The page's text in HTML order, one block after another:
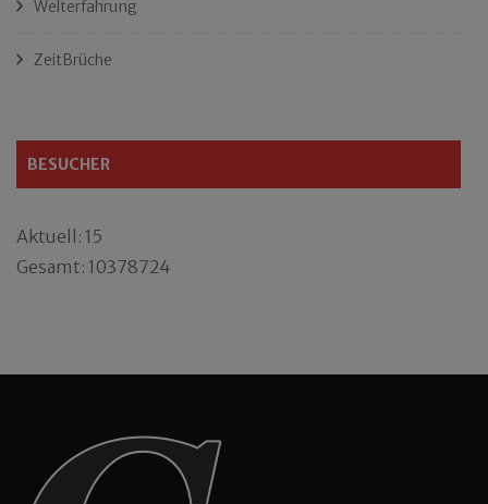
Welterfahrung
ZeitBrüche
BESUCHER
Aktuell: 15
Gesamt: 10378724